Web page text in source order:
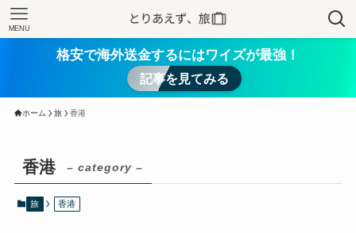
MENU
格安で海外送金するにはワイズが最強！
記事を見てみる
ホーム 旅 香港
香港 – category –
旅 香港